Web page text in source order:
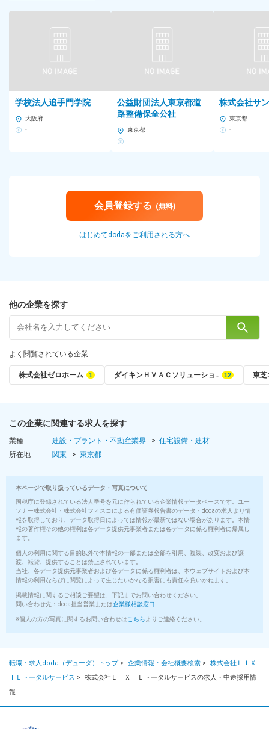
学校法人追手門学院
大阪府
-
公益財団法人東京都道
路整備保全公社
東京都
-
株式会社サ
東京都
-
会員登録する (無料)
はじめてdodaをご利用される方へ
他の企業を探す
よく閲覧されている企業
株式会社ゼロホーム ダイキンＨＶＡＣソリューショ‥ 東芝
この企業に関連する求人を探す
業種 建設・プラント・不動産業界
住宅設備・建材
所在地
関東 東京都
本ページで取り扱っているデータ・写真について
国税庁に登録されている法人番号を元に作られている企業情報データベースです。ユー
ソナー株式会社・株式会社フィスコによる有価証券報告書のデータ・dodaの求人より情
報を取得しており、データ取得日によっては情報が最新ではない場合があります。本情
報の著作権その他の権利は各データ提供元事業者または各データに係る権利者に帰属し
ます。
個人の利用に関する目的以外で本情報の一部または全部を引用、複製、改変および譲
渡、転貸、提供することは禁止されています。
当社、各データ提供元事業者および各データに係る権利者は、本ウェブサイトおよび本
情報の利用ならびに閲覧によって生じたいかなる損害にも責任を負いかねます。
掲載情報に関するご相談ご要望は、下記までお問い合わせください。
問い合わせ先：doda担当営業または企業様相談窓口
※個人の方の写真に関するお問い合わせは こちら よりご連絡ください。
転職・求人doda（デューダ）トップ> 企業情報・会社概要検索 > 株式会社ＬＩＸ
ＩＬトータルサービス > 株式会社ＬＩＸＩＬトータルサービスの求人・中途採用情
報